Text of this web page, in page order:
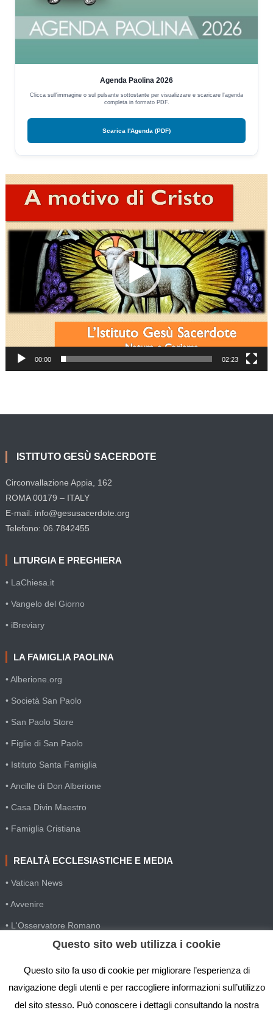
Agenda Paolina 2026
Clicca sull'immagine o sul pulsante sottostante per visualizzare e scaricare l'agenda
completa in formato PDF.
Scarica l'Agenda (PDF)
Player
00:00 02:23
ISTITUTO GESÙ SACERDOTE
Circonvallazione Appia, 162
ROMA 00179 – ITALY
E-mail: info@gesusacerdote.org
Telefono: 06.7842455
LITURGIA E PREGHIERA
• LaChiesa.it
• Vangelo del Giorno
• iBreviary
LA FAMIGLIA PAOLINA
• Alberione.org
• Società San Paolo
• San Paolo Store
• Figlie di San Paolo
• Istituto Santa Famiglia
• Ancille di Don Alberione
• Casa Divin Maestro
• Famiglia Cristiana
REALTÀ ECCLESIASTICHE E MEDIA
• Vatican News
• Avvenire
• L'Osservatore Romano
• SIR Agenzia d'informazione
• Gesuiti Villapizzone
• Settimana della Comunicazione
• Festival Biblico
Questo sito web utilizza i cookie
Questo sito fa uso di cookie per migliorare l’esperienza di
navigazione degli utenti e per raccogliere informazioni sull’utilizzo
del sito stesso. Può conoscere i dettagli consultando la nostra